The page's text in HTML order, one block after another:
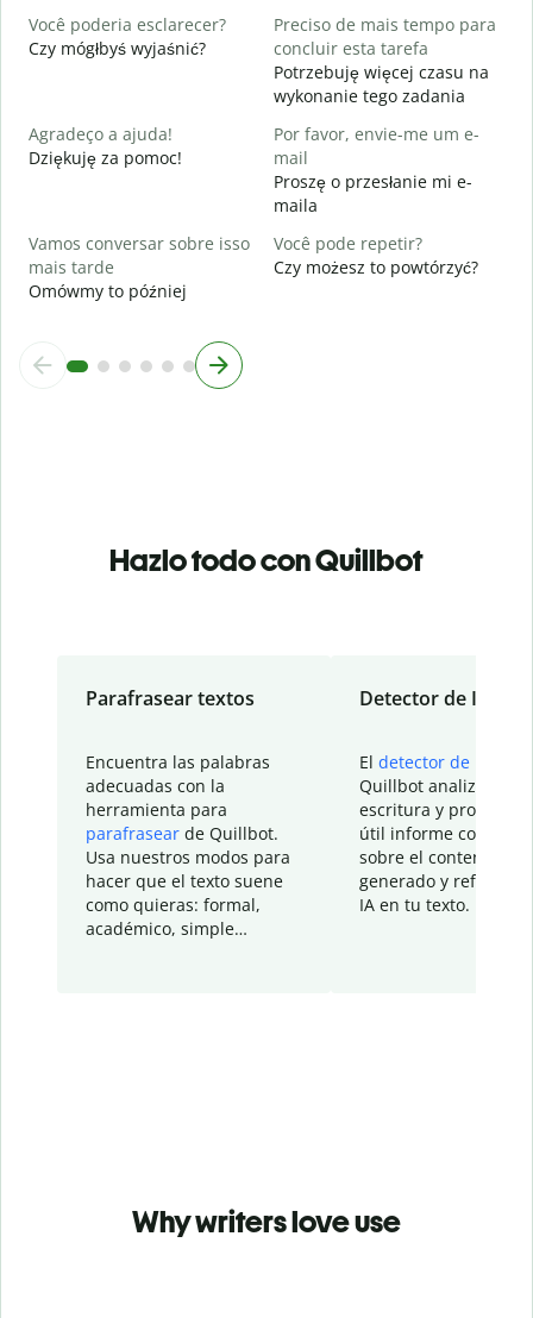
Você poderia esclarecer?
Czy mógłbyś wyjaśnić?
Preciso de mais tempo para
concluir esta tarefa
Potrzebuję więcej czasu na
wykonanie tego zadania
Agradeço a ajuda!
Dziękuję za pomoc!
Por favor, envie-me um e-
mail
Proszę o przesłanie mi e-
maila
Vamos conversar sobre isso
mais tarde
Omówmy to później
Você pode repetir?
Czy możesz to powtórzyć?
Hazlo todo con Quillbot
Parafrasear textos
Encuentra las palabras
adecuadas con la
herramienta para
parafrasear de Quillbot.
Usa nuestros modos para
hacer que el texto suene
como quieras: formal,
académico, simple…
Detector de IA
El detector de IA
Quillbot analiza tu
escritura y
útil informe con
sobre el contenido
generado y refinado
IA en tu texto.
Why writers love use